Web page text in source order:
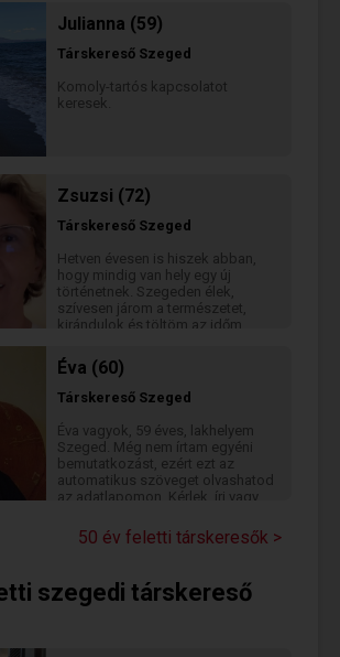
Olyan férfit keresek, aki társam
lenne ebben az életjátékban,
akivel megoszthatom az
örömeimet és kihívásaimat is. Ha
megtetszett a profilom, s többre
vagy kíváncsi, várom az
üzenetedet.
Julianna (59)
Társkereső Szeged
Komoly-tartós kapcsolatot
keresek.
Zsuzsi (72)
Társkereső Szeged
Hetven évesen is hiszek abban,
hogy mindig van hely egy új
történetnek. Szegeden élek,
szívesen járom a természetet,
kirándulok és töltöm az időm
férfias társ kapcsolódását várom,
aki szintén nyitott a meghitt
beszélgetésre, közös sétákra és
az együtt megélt
szépségekre.Jelenleg nem
vagyok előfizető.
Éva (60)
Társkereső Szeged
Éva vagyok, 59 éves, lakhelyem
Szeged. Még nem írtam egyéni
bemutatkozást, ezért ezt az
automatikus szöveget olvashatod
az adatlapomon. Kérlek, írj vagy
akarsz ismerni! Mivel nem vagyok
előfizető csak EMÁIl-re tudok
50 év feletti társkeresők >
szegedi társkereső